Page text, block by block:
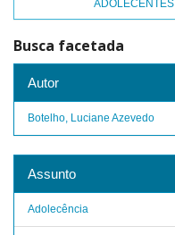
ADOLECENTES
Busca facetada
Autor
Botelho, Luciane Azevedo
Assunto
Adolecência